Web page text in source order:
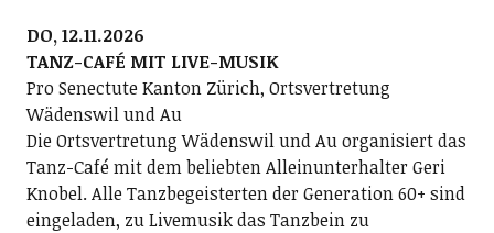
DO, 12.11.2026
TANZ-CAFÉ MIT LIVE-MUSIK
Pro Senectute Kanton Zürich, Ortsvertretung
Wädenswil und Au
Die Ortsvertretung Wädenswil und Au organisiert das
Tanz-Café mit dem beliebten Alleinunterhalter Geri
Knobel. Alle Tanzbegeisterten der Generation 60+ sind
eingeladen, zu Livemusik das Tanzbein zu